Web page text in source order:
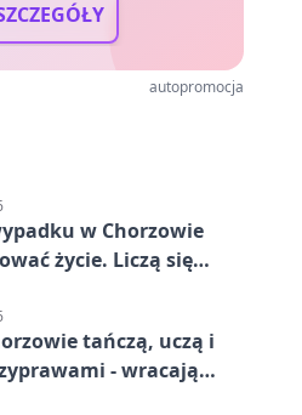
autopromocja
w Chorzowie
życie. Liczą się
tańczą, uczą i
- wracają